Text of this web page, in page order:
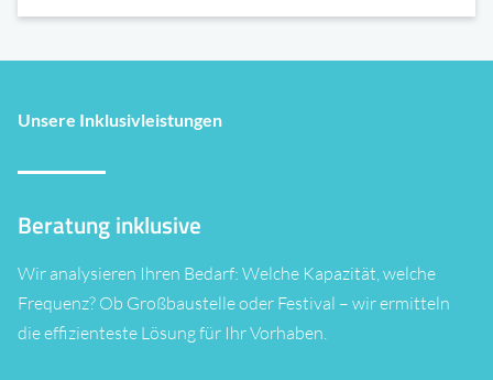
Unsere Inklusivleistungen
Beratung inklusive
Wir analysieren Ihren Bedarf: Welche Kapazität, welche
Frequenz? Ob Großbaustelle oder Festival – wir ermitteln
die effizienteste Lösung für Ihr Vorhaben.